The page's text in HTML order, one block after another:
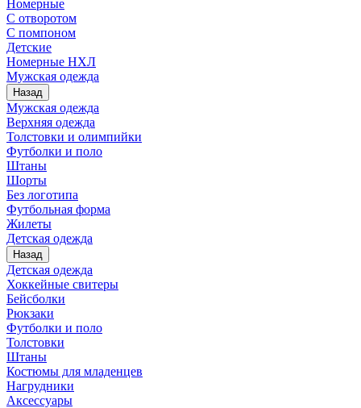
Номерные
С отворотом
С помпоном
Детские
Номерные НХЛ
Мужская одежда
Назад
Мужская одежда
Верхняя одежда
Толстовки и олимпийки
Футболки и поло
Штаны
Шорты
Без логотипа
Футбольная форма
Жилеты
Детская одежда
Назад
Детская одежда
Хоккейные свитеры
Бейсболки
Рюкзаки
Футболки и поло
Толстовки
Штаны
Костюмы для младенцев
Нагрудники
Аксессуары